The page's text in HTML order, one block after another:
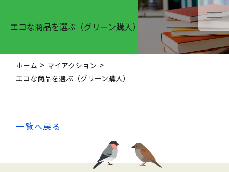
エコな商品を選ぶ（グリーン購入）
ホーム
マイアクション
エコな商品を選ぶ（グリーン購入）
一覧へ戻る